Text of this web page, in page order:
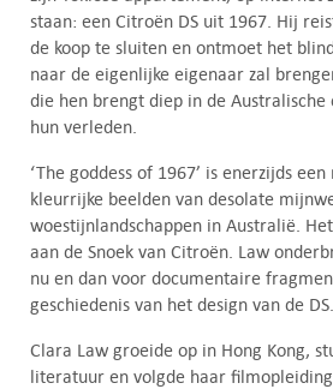
staan: een Citroën DS uit 1967. Hij
de koop te sluiten en ontmoet het
naar de eigenlijke eigenaar zal
die hen brengt diep in de Australische
hun verleden.
‘The goddess of 1967’ is enerzijds
kleurrijke beelden van desolate
woestijnlandschappen in Australië.
aan de Snoek van Citroën. Law
nu en dan voor documentaire
geschiedenis van het design van de DS.
Clara Law groeide op in Hong Kong,
literatuur en volgde haar